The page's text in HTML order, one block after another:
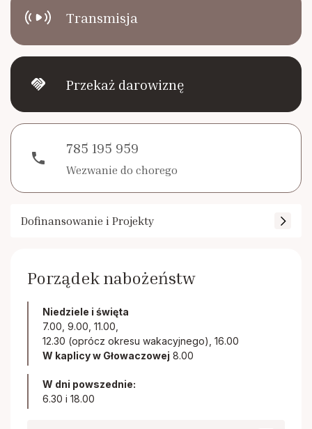
Transmisja
handshake Przekaż darowiznę
phone
785 195 959
Wezwanie do chorego
Dofinansowanie i Projekty
Porządek nabożeństw
Niedziele i święta
7.00, 9.00, 11.00,
12.30 (oprócz okresu wakacyjnego), 16.00
W kaplicy w Głowaczowej 8.00
W dni powszednie:
6.30 i 18.00